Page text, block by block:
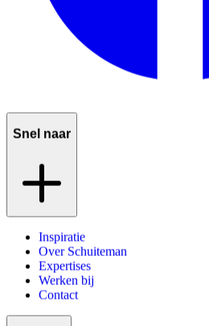
Snel naar
Inspiratie
Over Schuiteman
Expertises
Werken bij
Contact